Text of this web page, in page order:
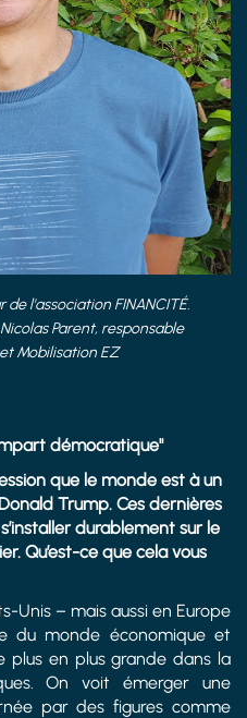
l'association FINANCITÉ.
Parent, responsable
Mobilisation EZ
démocratique"
que le monde est à un
Trump. Ces dernières
durablement sur le
Qu’est-ce que cela vous
Unis – mais aussi en Europe
du monde économique et
plus en plus grande dans la
On voit émerger une
par des figures comme